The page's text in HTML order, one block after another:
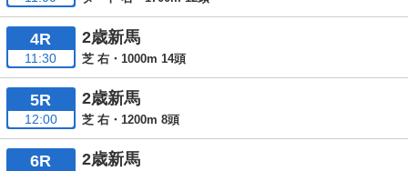
4R
11:30
2歳新馬
芝 右・1000m 14頭
5R
12:00
2歳新馬
芝 右・1200m 8頭
6R 2歳新馬